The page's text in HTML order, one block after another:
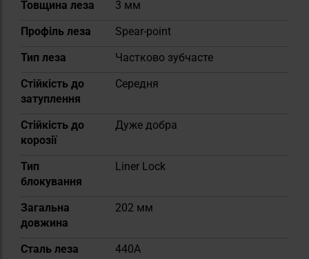
Товщина леза
3 мм
Профіль леза
Spear-point
Тип леза
Частково зубчасте
Стійкість до
затуплення
Середня
Стійкість до
корозії
Дуже добра
Тип
блокування
Liner Lock
Загальна
довжина
202 мм
Сталь леза
440A